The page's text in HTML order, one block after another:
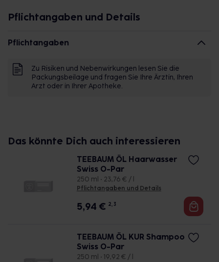
Pflichtangaben und Details
Pflichtangaben
Zu Risiken und Nebenwirkungen lesen Sie die
Packungsbeilage und fragen Sie Ihre Ärztin, Ihren
Arzt oder in Ihrer Apotheke.
Das könnte Dich auch interessieren
TEEBAUM ÖL Haarwasser
Swiss O-Par
250 ml • 23,76 € / l
Pflichtangaben und Details
5,94 € 2, 3
TEEBAUM ÖL KUR Shampoo
Swiss O-Par
250 ml • 19,92 € / l